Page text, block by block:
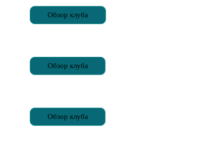
Обзор клуба
Обзор клуба
Обзор клуба